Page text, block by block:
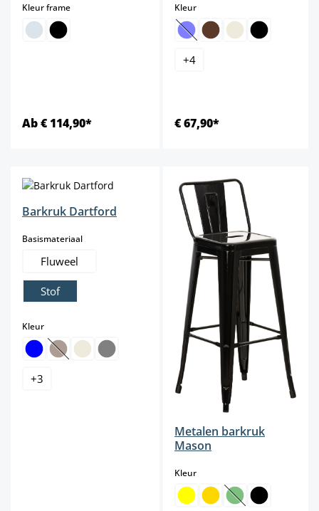
Kleur frameselect
Ab € 114,90*
Kleurselect
(Deze optie is momenteel niet
+4
€ 67,90*
Barkruk Dartford
Basismateriaalselect
Fluweel
Stof
Kleurselect
(Deze optie is momenteel niet beschikbaar.)
+3
Metalen barkruk
Mason
Kleurselect
(Deze optie is